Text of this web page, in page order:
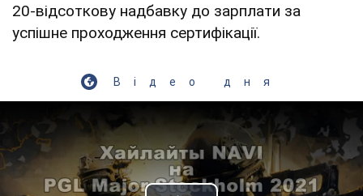
20-відсоткову надбавку до зарплати за
успішне проходження сертифікації.
Відео дня